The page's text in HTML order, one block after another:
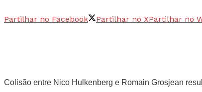
Partilhar no Facebook Partilhar no XPartilhar no
Colisão entre Nico Hulkenberg e Romain Grosjean